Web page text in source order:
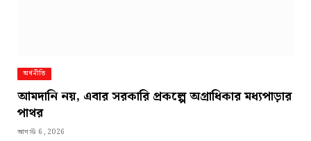
অর্থনীতি
আমদানি নয়, এবার সরকারি প্রকল্পে অগ্রাধিকার মধ্যপাড়ার
পাথর
আগস্ট 6, 2026